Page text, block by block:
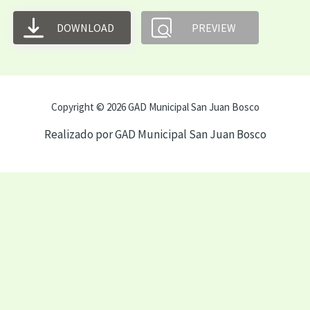
DOWNLOAD PREVIEW
Copyright © 2026 GAD Municipal San Juan Bosco
Realizado por GAD Municipal San Juan Bosco